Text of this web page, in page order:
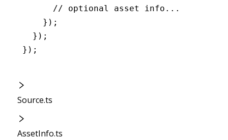
      // optional asset info...
    });
  });
});
Source.ts
AssetInfo.ts